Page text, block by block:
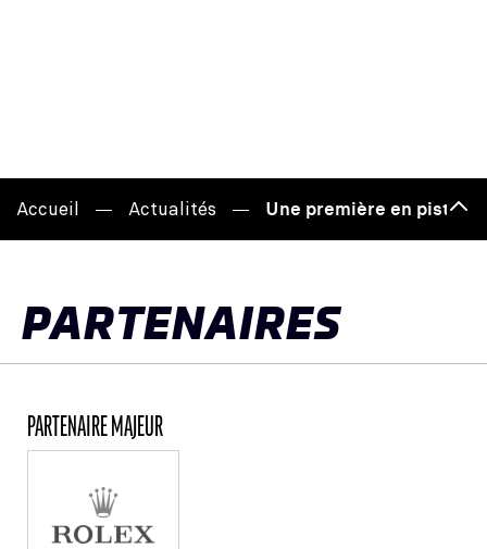
Accueil Actualités Une première en piste
de
PARTENAIRES
PARTENAIRE MAJEUR